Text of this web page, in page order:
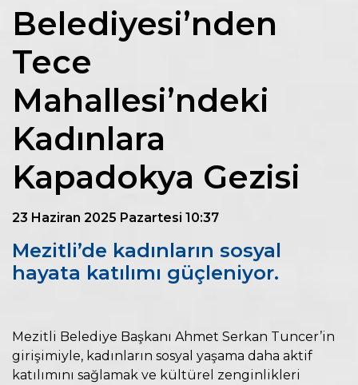
Belediyesi’nden
Tece
Mahallesi’ndeki
Kadınlara
Kapadokya Gezisi
23 Haziran 2025 Pazartesi 10:37
Mezitli’de kadınların sosyal
hayata katılımı güçleniyor.
Mezitli Belediye Başkanı Ahmet Serkan Tuncer’in
girişimiyle, kadınların sosyal yaşama daha aktif
katılımını sağlamak ve kültürel zenginlikleri